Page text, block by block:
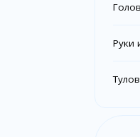
Руки